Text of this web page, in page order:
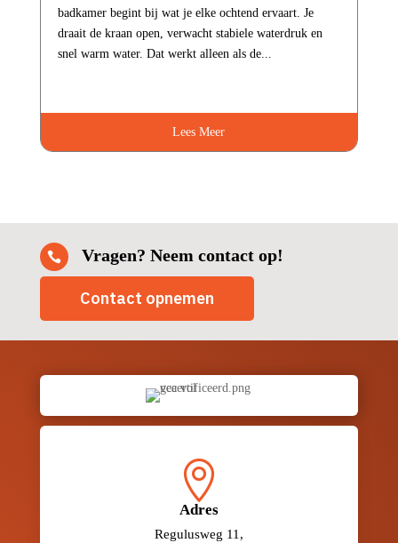
badkamer begint bij wat je elke ochtend ervaart.​ Je
draait de kraan open, verwacht stabiele waterdruk en
snel warm water.​ Dat werkt alleen als de...
Lees Meer
 Vragen? Neem contact op!
Contact opnemen

Adres
Regulusweg 11,